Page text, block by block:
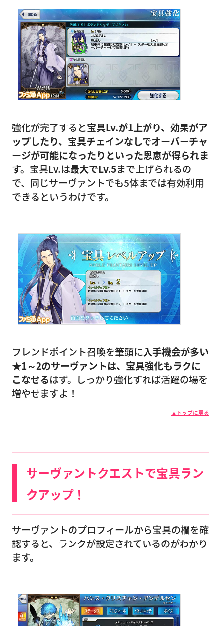
強化が完了すると宝具Lv.が1上がり、効果がア
ップしたり、宝具チェインなしでオーバーチャ
ージが可能になったりといった恩恵が得られま
す。 宝具Lv.は最大でLv.5まで上げられるの
で、同じサーヴァントでも5体までは有効利用
できるというわけです。
フレンドポイント召喚を筆頭に入手機会が多い
★1～2のサーヴァントは、宝具強化もラクに
こなせるはず。しっかり強化すれば活躍の場を
増やせますよ！
▲トップに戻る
サーヴァントクエストで宝具ラン
クアップ！
サーヴァントのプロフィールから宝具の欄を確
認すると、ランクが設定されているのがわかり
ます。